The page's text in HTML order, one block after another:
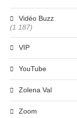
Vidéo Buzz
(1 187)
VIP
YouTube
Zolena Val
Zoom